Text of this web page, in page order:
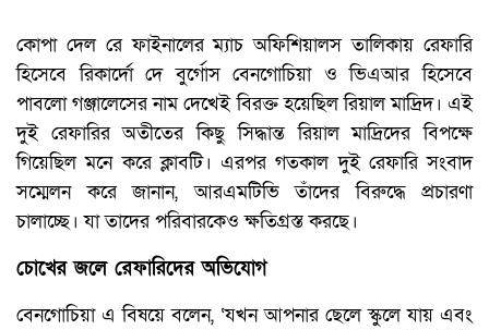
কোপা দেল রে ফাইনালের ম্যাচ অফিশিয়ালস তালিকায় রেফারি
হিসেবে রিকার্দো দে বুর্গোস বেনগোচিয়া ও ভিএআর হিসেবে
পাবলো গঞ্জালেসের নাম দেখেই বিরক্ত হয়েছিল রিয়াল মাদ্রিদ। এই
দুই রেফারির অতীতের কিছু সিদ্ধান্ত রিয়াল মাদ্রিদের বিপক্ষে
গিয়েছিল মনে করে ক্লাবটি। এরপর গতকাল দুই রেফারি সংবাদ
সম্মেলন করে জানান, আরএমটিভি তাঁদের বিরুদ্ধে প্রচারণা
চালাচ্ছে। যা তাদের পরিবারকেও ক্ষতিগ্রস্ত করছে।
চোখের জলে রেফারিদের অভিযোগ
বেনগোচিয়া এ বিষয়ে বলেন, ‘যখন আপনার ছেলে স্কুলে যায় এবং